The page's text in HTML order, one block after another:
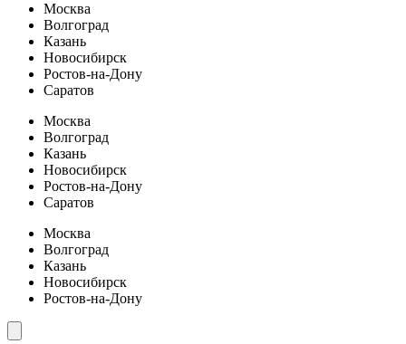
Москва
Волгоград
Казань
Новосибирск
Ростов-на-Дону
Саратов
Москва
Волгоград
Казань
Новосибирск
Ростов-на-Дону
Саратов
Москва
Волгоград
Казань
Новосибирск
Ростов-на-Дону